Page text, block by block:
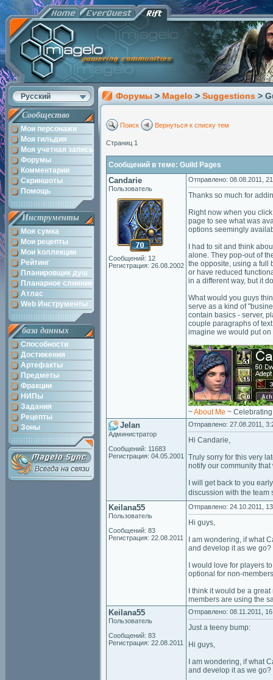
Русский
Сообщество
Мои персонажи
Моя гильдия
Моя учетная запись
Форумы
Комментарии
Скриншоты
Помощь
Инструменты
Моя сумка
Мои рецепты
Мои kоллекции
Рейтинг
Планировщик душ
Планарное слияние
Атлас
Web Инструменты
база данных
Способности
Достижения
Артефакты
Предметы
Фракции
НИПы
Задания
Рецепты
Зоны
Форумы > Magelo > Suggestions >
Поиск Вернуться к списку тем
Страниц 1
Сообщений в теме: Guild Pages
Candarie
Пользователь
Сообщений: 12
Регистрация: 26.08.2002
Отправлено: 08.08.2011,
Thanks so much for
Right now when you
page to see what was
options seemingly
I had to sit and think
alone. They pop-out of
the opposite, using a full
or have reduced
in a different way, but it
What would you guys
serve as a kind of
contain basics - server,
couple paragraphs of
imagine we would put on
~About Me ~
Jelan
Администратор
Сообщений: 11683
Регистрация: 04.05.2001
Отправлено: 27.08.2011,
Hi Candarie,
Truly sorry for this very
notify our community
I will get back to you
discussion with the team
Keilana55
Пользователь
Сообщений: 83
Регистрация: 22.08.2011
Отправлено: 24.10.2011,
Hi guys,
I am wondering, if what
and develop it as we go?
I would love for players
optional for non-
I think it would be a
members are using the
Keilana55
Пользователь
Сообщений: 83
Регистрация: 22.08.2011
Отправлено: 08.11.2011,
Just a teeny bump:
Hi guys,
I am wondering, if what
and develop it as we go?